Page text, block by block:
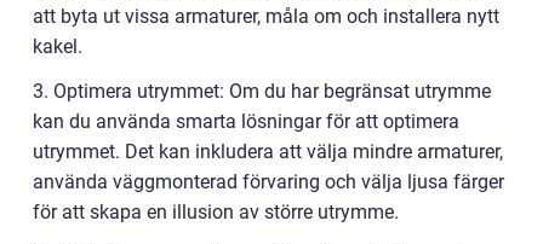
att byta ut vissa armaturer, måla om och installera nytt
kakel.
3. Optimera utrymmet: Om du har begränsat utrymme
kan du använda smarta lösningar för att optimera
utrymmet. Det kan inkludera att välja mindre armaturer,
använda väggmonterad förvaring och välja ljusa färger
för att skapa en illusion av större utrymme.